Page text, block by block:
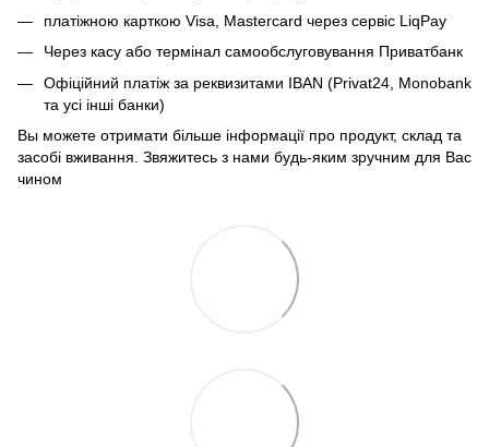
платіжною карткою Visa, Mastercard через сервіс LiqPay
Через касу або термінал самообслуговування Приватбанк
Офіційний платіж за реквизитами IBAN (Privat24, Monobank
та усі інші банки)
Вы можете отримати більше інформації про продукт, склад та
засобі вживання. Звяжитесь з нами будь-яким зручним для Вас
чином